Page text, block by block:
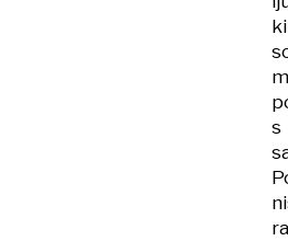
ki
s